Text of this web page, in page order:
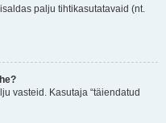
palju tihtikasutatavaid (nt.
vasteid. Kasutaja “täiendatud